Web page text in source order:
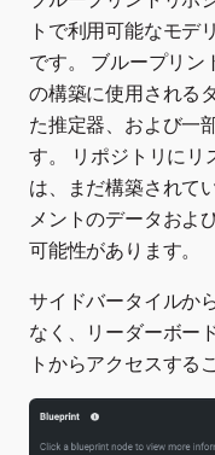
トで利用可能なモデ
です。 ブループリン
の構築に使用される
た推定器、および一
す。 リポジトリにリ
は、まだ構築されて
メントのデータおよ
可能性があります。
サイドバータイルか
なく、リーダーボー
トからアクセスする